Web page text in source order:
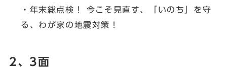
・年末総点検！ 今こそ見直す、「いのち」を守
る、わが家の地震対策！
2、3面